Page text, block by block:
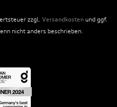
zzgl. Versandkostenund ggf.
nicht anders beschrieben.